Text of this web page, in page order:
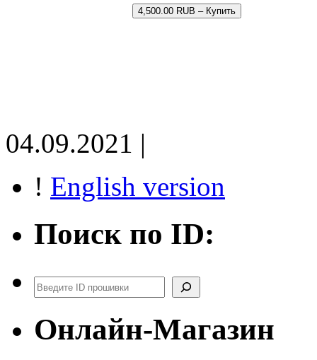
4,500.00 RUB – Купить
04.09.2021 |
! English version
Поиск по ID:
Поиск
Онлайн-Магазин